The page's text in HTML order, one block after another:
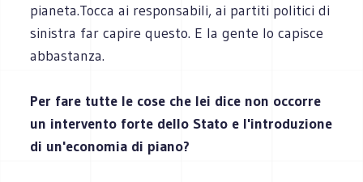
pianeta.Tocca ai responsabili, ai partiti politici di
sinistra far capire questo. E la gente lo capisce
abbastanza.
Per fare tutte le cose che lei dice non occorre
un intervento forte dello Stato e l'introduzione
di un'economia di piano?